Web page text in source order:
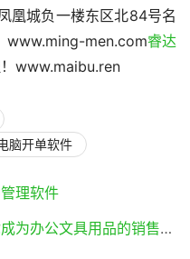
凰城负一楼东区北84号名
www.ming-men.com睿达
www.maibu.ren
脑开单软件
理软件
具用品的销售精英(文具精英软件)